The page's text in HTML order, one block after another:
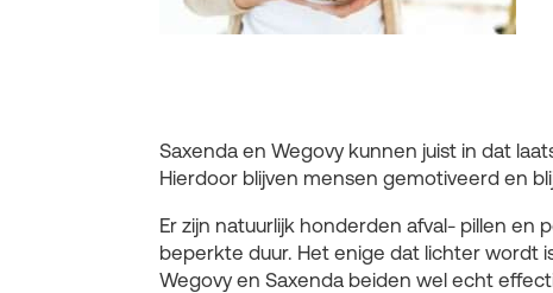
Saxenda en Wegovy kunnen juist in dat
Hierdoor blijven mensen gemotiveerd en
Er zijn natuurlijk honderden afval- pillen en
beperkte duur. Het enige dat lichter wordt
Wegovy en Saxenda beiden wel echt